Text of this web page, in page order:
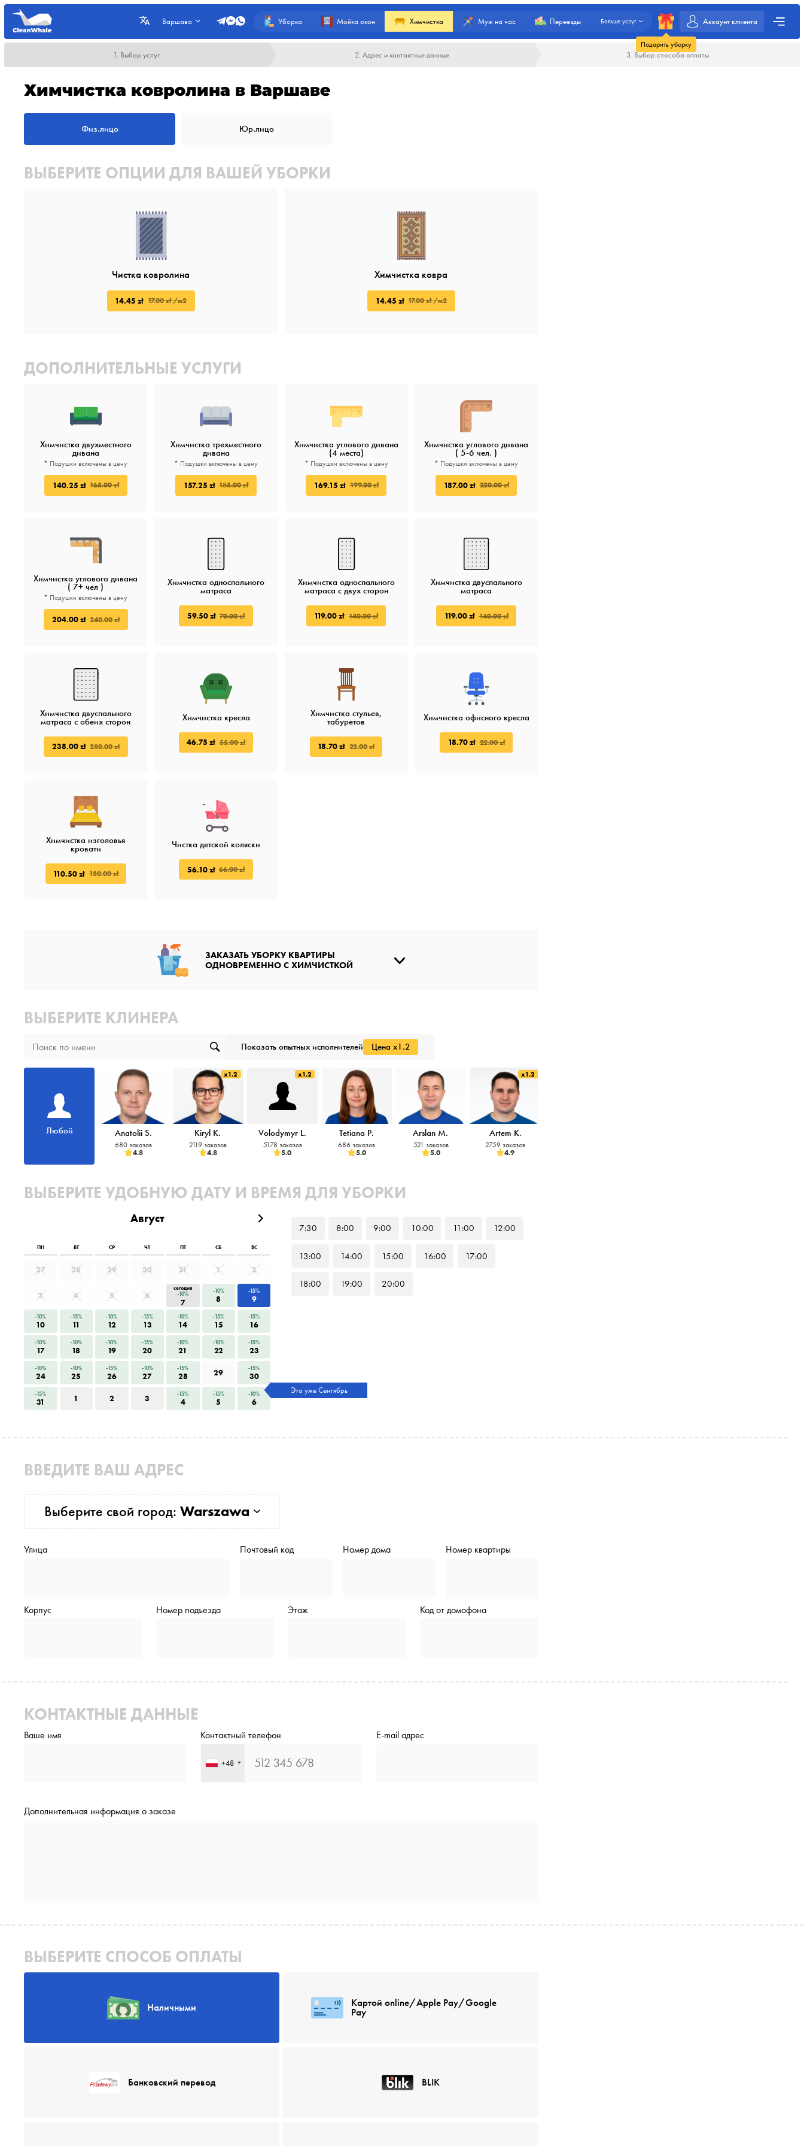
Варшава Уборка Мойка окон Химчистка Муж на час Переезды Больше услуг
Подарить уборку
Аккаунт клиента
1. Выбор услуг 2. Адрес и контактные данные 3. Выбор способа оплаты
Химчистка ковролина в Варшаве
Физ.лицо Юр.лицо
ВЫБЕРИТЕ ОПЦИИ ДЛЯ ВАШЕЙ УБОРКИ
Чистка ковролина
14.45 zł 17.00 zł /м2
Химчистка ковра
14.45 zł 17.00 zł /м2
ДОПОЛНИТЕЛЬНЫЕ УСЛУГИ
Химчистка двухместного
дивана
* Подушки включены в цену
140.25 zł 165.00 zł
Химчистка трехместного
дивана
* Подушки включены в цену
157.25 zł 185.00 zł
Химчистка углового дивана
(4 места)
* Подушки включены в цену
169.15 zł 199.00 zł
Химчистка углового дивана
( 5-6 чел. )
* Подушки включены в цену
187.00 zł 220.00 zł
Химчистка углового дивана
( 7+ чел )
* Подушки включены в цену
204.00 zł 240.00 zł
Химчистка односпального
матраса
59.50 zł 70.00 zł
Химчистка односпального
матраса c двух сторон
119.00 zł 140.00 zł
Химчистка двуспального
матраса
119.00 zł 140.00 zł
Химчистка двуспального
матраса с обеих сторон
238.00 zł 280.00 zł
Химчистка кресла
46.75 zł 55.00 zł
Химчистка стульев,
табуретов
18.70 zł 22.00 zł
Химчистка офисного кресла
18.70 zł 22.00 zł
Химчистка изголовья
кровати
110.50 zł 130.00 zł
Чистка детской коляски
56.10 zł 66.00 zł
ЗАКАЗАТЬ УБОРКУ КВАРТИРЫ
ОДНОВРЕМЕННО С ХИМЧИСТКОЙ
ВЫБЕРИТЕ КЛИНЕРА
Показать опытных исполнителей Цена x1.2
Любой Anatolii S.
680 заказов
4.8
x1.2
Kiryl K.
2119 заказов
4.8
x1.2
Volodymyr L.
5178 заказов
5.0
Tetiana P.
686 заказов
5.0
Arslan M.
521 заказов
5.0
x1.2
Artem K.
2759 заказов
4.9
ВЫБЕРИТЕ УДОБНУЮ ДАТУ И ВРЕМЯ ДЛЯ УБОРКИ
Август
ПН ВТ СР ЧТ ПТ СБ ВС
27 28 29 30 31 1 2
3 4 5 6
сегодня
-10%
7
-10%
8
-15%
9
-10%
10
-15%
11
-10%
12
-15%
13
-10%
14
-15%
15
-15%
16
-10%
17
-10%
18
-10%
19
-15%
20
-10%
21
-10%
22
-15%
23
-10%
24
-10%
25
-15%
26
-10%
27
-15%
28 29 -15%
30
-15%
31 1 2 3 -15%
4
-15%
5
-10%
6
Это уже Сентябрь
7:30 8:00 9:00 10:00 11 :00 12:00
13:00 14:00 15:00 16:00 17:00
18:00 19:00 20:00
ВВЕДИТЕ ВАШ АДРЕС
Выберите свой город: Warszawa
Улица Почтовый код Номер дома Номер квартиры
Корпус Номер подъезда Этаж Код от домофона
КОНТАКТНЫЕ ДАННЫЕ
Ваше имя Контактный телефон
+48
E-mail адрес
Дополнительная информация о заказе
ВЫБЕРИТЕ СПОСОБ ОПЛАТЫ
Наличными Картой online/Apple Pay/Google
Pay
Банковский перевод BLIK